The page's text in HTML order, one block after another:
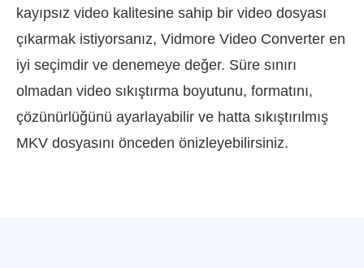
kayıpsız video kalitesine sahip bir video dosyası
çıkarmak istiyorsanız, Vidmore Video Converter en
iyi seçimdir ve denemeye değer. Süre sınırı
olmadan video sıkıştırma boyutunu, formatını,
çözünürlüğünü ayarlayabilir ve hatta sıkıştırılmış
MKV dosyasını önceden önizleyebilirsiniz.